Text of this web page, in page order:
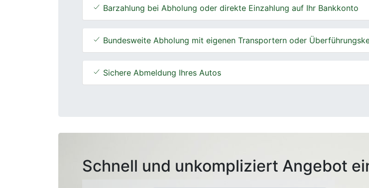
Barzahlung bei Abholung oder direkte Einzahlung auf Ihr Bankkonto
Bundesweite Abholung mit eigenen Transportern oder
Sichere Abmeldung Ihres Autos
Schnell und unkompliziert Angebot